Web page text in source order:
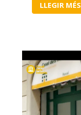
LLEGIR MÉS